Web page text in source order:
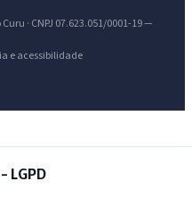
· CNPJ 07.623.051/0001-19 —
e acessibilidade
LGPD